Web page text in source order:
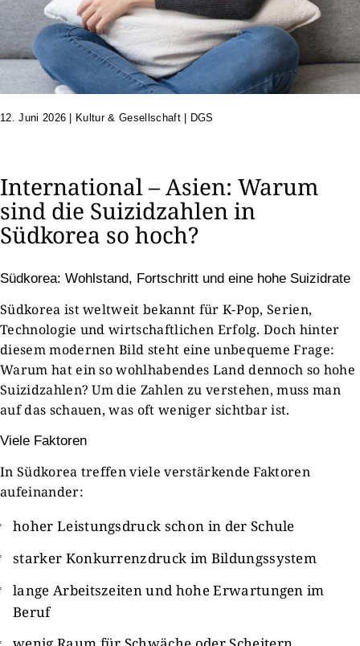
12. Juni 2026 Kultur & Gesellschaft | DGS
International – Asien: Warum
sind die Suizidzahlen in
Südkorea so hoch?
Südkorea: Wohlstand, Fortschritt und eine hohe Suizidrate
Südkorea ist weltweit bekannt für K-Pop, Serien,
Technologie und wirtschaftlichen Erfolg. Doch hinter
diesem modernen Bild steht eine unbequeme Frage:
Warum hat ein so wohlhabendes Land dennoch so hohe
Suizidzahlen? Um die Zahlen zu verstehen, muss man
auf das schauen, was oft weniger sichtbar ist.
Viele Faktoren
In Südkorea treffen viele verstärkende Faktoren
aufeinander:
hoher Leistungsdruck schon in der Schule
starker Konkurrenzdruck im Bildungssystem
lange Arbeitszeiten und hohe Erwartungen im
Beruf